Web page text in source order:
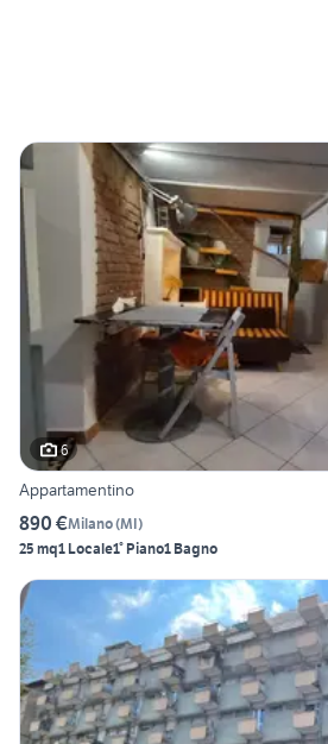
6
Appartamentino
890 €Milano(MI)
25 mq1 Locale1° Piano1 Bagno